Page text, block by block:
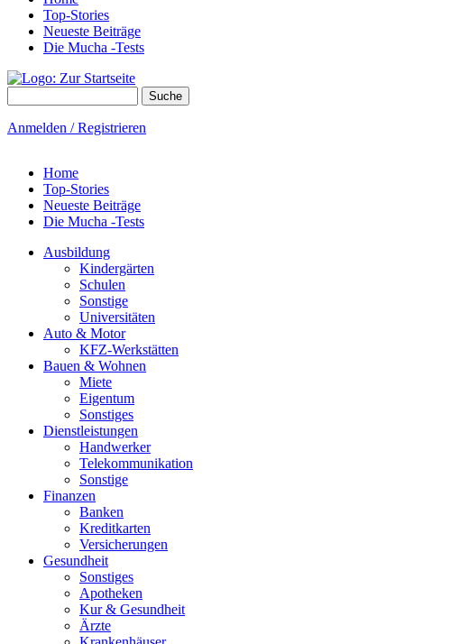
Top-Stories
Neueste Beiträge
Die Mucha -Tests
Anmelden / Registrieren
Home
Top-Stories
Neueste Beiträge
Die Mucha -Tests
Ausbildung
Kindergärten
Schulen
Sonstige
Universitäten
Auto & Motor
KFZ-Werkstätten
Bauen & Wohnen
Miete
Eigentum
Sonstiges
Dienstleistungen
Handwerker
Telekommunikation
Sonstige
Finanzen
Banken
Kreditkarten
Versicherungen
Gesundheit
Sonstiges
Apotheken
Kur & Gesundheit
Ärzte